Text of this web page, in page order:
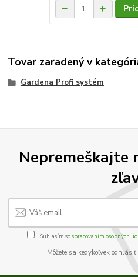
Tovar zaradený v
Gardena Profi systém
Nepremeškajte
Súhlasím sospracovaním osobných
Môžete sa kedykoľvek